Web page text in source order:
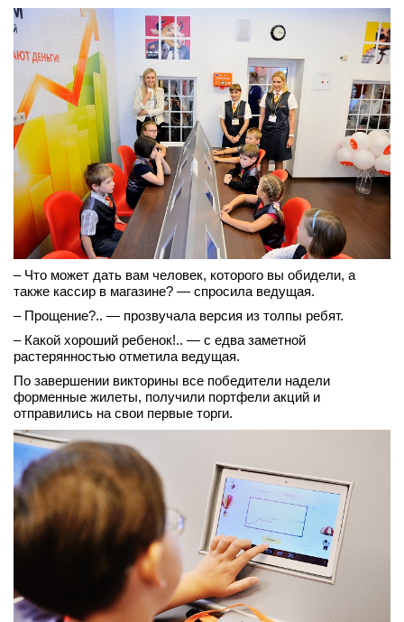
– Что может дать вам человек, которого вы обидели, а
также кассир в магазине? — спросила ведущая.
– Прощение?.. — прозвучала версия из толпы ребят.
– Какой хороший ребенок!.. — с едва заметной
растерянностью отметила ведущая.
По завершении викторины все победители надели
форменные жилеты, получили портфели акций и
отправились на свои первые торги.